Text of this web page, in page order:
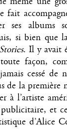
ses albums
si bien que
. Il y avait
façon,
cessé de
de la première
à l’artiste
et
d’Alice